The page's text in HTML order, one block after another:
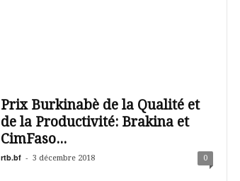
Prix Burkinabè de la Qualité et
de la Productivité: Brakina et
CimFaso...
rtb.bf - 3 décembre 2018 0